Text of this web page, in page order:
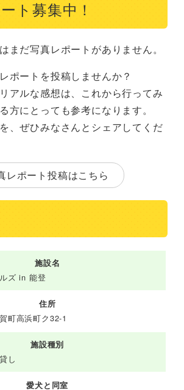
ト募集中！
まだ写真レポートがありません。
ポートを投稿しませんか？
アルな感想は、これから行ってみ
方にとっても参考になります。
、ぜひみなさんとシェアしてくだ
レポート投稿はこちら
施設名
ズ in 能登
住所
町高浜町ク32-1
施設種別
し
愛犬と同室